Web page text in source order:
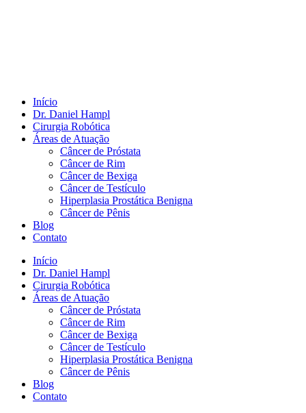
Início
Dr. Daniel Hampl
Cirurgia Robótica
Áreas de Atuação
Câncer de Próstata
Câncer de Rim
Câncer de Bexiga
Câncer de Testículo
Hiperplasia Prostática Benigna
Câncer de Pênis
Blog
Contato
Início
Dr. Daniel Hampl
Cirurgia Robótica
Áreas de Atuação
Câncer de Próstata
Câncer de Rim
Câncer de Bexiga
Câncer de Testículo
Hiperplasia Prostática Benigna
Câncer de Pênis
Blog
Contato